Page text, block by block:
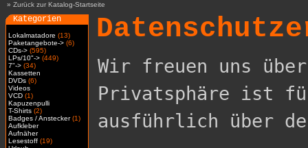
» Zurück zur Katalog-Startseite
Kategorien
Lokalmatadore (13)
Paketangebote-> (6)
CDs-> (595)
LPs/10"-> (449)
7"-> (34)
Kassetten
DVDs (6)
Videos
VCD (1)
Kapuzenpulli
T-Shirts (2)
Badges / Anstecker(1)
Aufkleber
Aufnäher
Lesestoff (19)
Wir freuen uns
Privatsphäre ist
ausführlich über